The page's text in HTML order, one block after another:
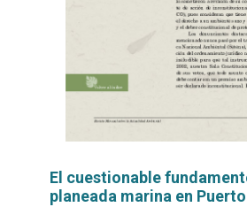
El cuestionable
planeada marina en